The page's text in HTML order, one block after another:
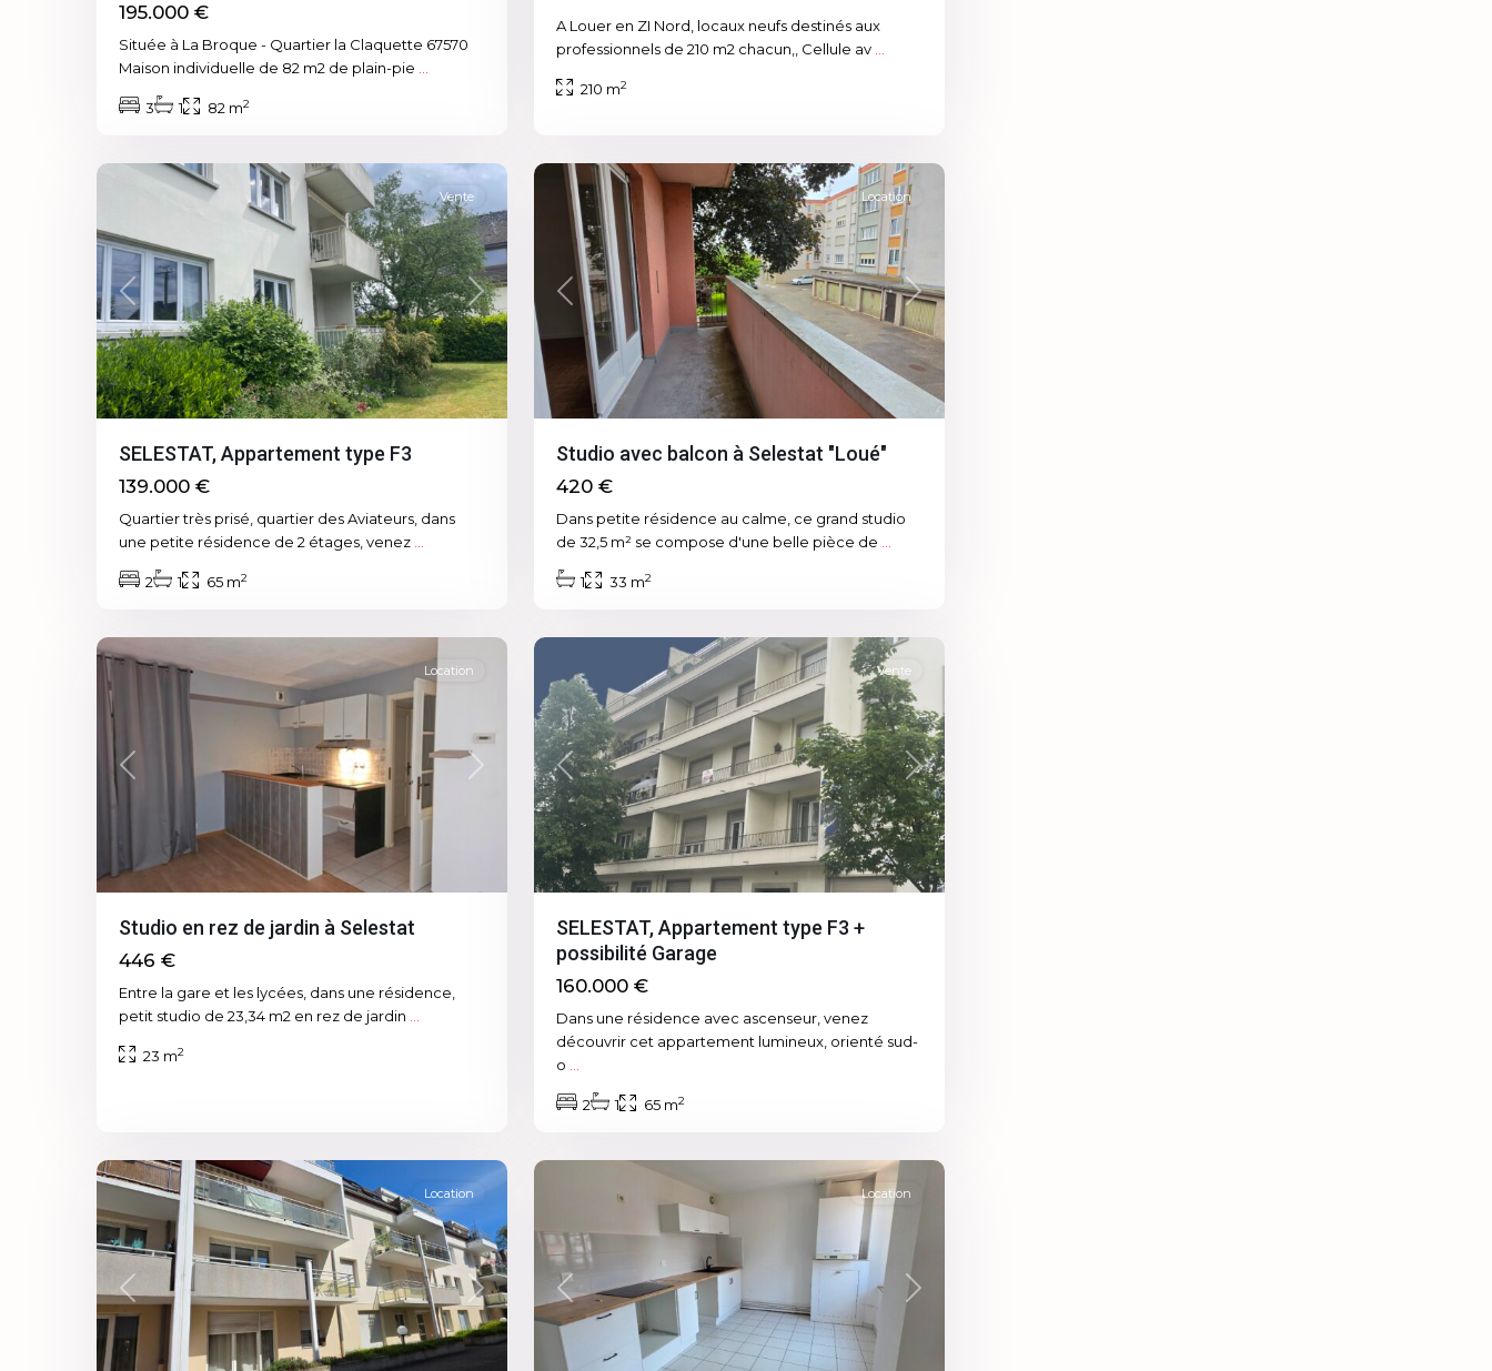
195.000 €
Située à La Broque - Quartier la Claquette 67570
Maison individuelle de 82 m2 de plain-pie
3 1 82 m2
A Louer en ZI Nord, locaux neufs destinés aux
professionnels de 210 m2 chacun,, Cellule av
210 m2
Previous Next
Vente
SELESTAT, Appartement type F3
139.000 €
Quartier très prisé, quartier des Aviateurs, dans
une petite résidence de 2 étages, venez
2 1 65 m2
Previous Next
Location
Studio avec balcon à Selestat "Loué"
420 €
Dans petite résidence au calme, ce grand studio
de 32,5 m² se compose d'une belle pièce de
1 33 m2
Previous Next
Location
Studio en rez de jardin à Selestat
446 €
Entre la gare et les lycées, dans une résidence,
petit studio de 23,34 m2 en rez de jardin
23 m2
Previous Next
Vente
SELESTAT, Appartement type F3 +
possibilité Garage
160.000 €
Dans une résidence avec ascenseur, venez
découvrir cet appartement lumineux, orienté sud-
o
2 1 65 m2
Previous Next
Location
Previous Next
Location